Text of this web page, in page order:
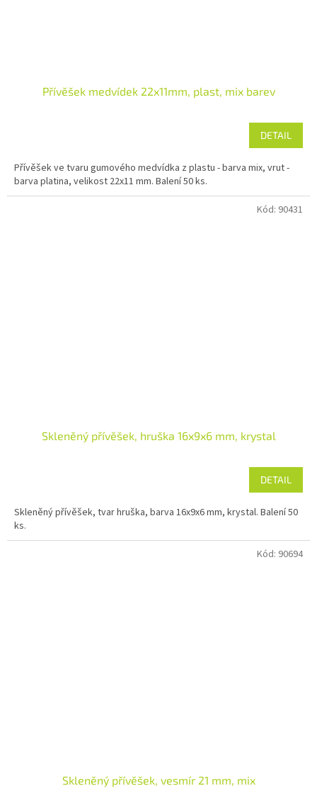
Přívěšek medvídek 22x11mm, plast, mix barev
DETAIL
Přívěšek ve tvaru gumového medvídka z plastu - barva mix, vrut -
barva platina, velikost 22x11 mm. Balení 50 ks.
Skleněný přívěšek, hruška 16x9x6 mm, krystal
DETAIL
Skleněný přívěšek, tvar hruška, barva 16x9x6 mm, krystal. Balení 50
ks.
Kód: 90431
Skleněný přívěšek, vesmír 21 mm, mix
Kód: 90694